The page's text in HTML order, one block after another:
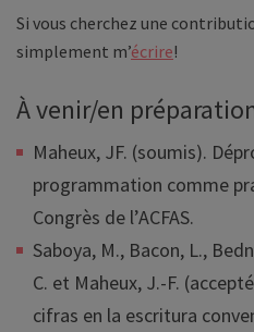
Si vous cherchez une
simplement m’écrire!
À venir/en
Maheux, JF. (soumis).
programmation comme
Congrès de l’ACFAS.
Saboya, M., Bacon, L.,
C. et Maheux, J.-F.
cifras en la escritura